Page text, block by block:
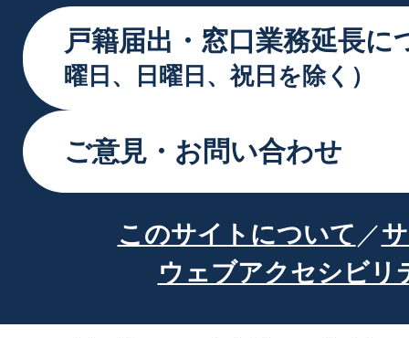
戸籍届出・窓口業務延長に
曜日、日曜日、祝日を除く）
ご意見・お問い合わせ
このサイトについて
ウェブアクセシビリ